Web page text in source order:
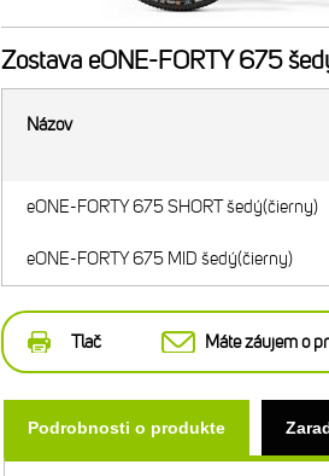
Zostava eONE-FORTY 675
Názov
eONE-FORTY 675 SHORT šedý(čierny)
eONE-FORTY 675 MID šedý(čierny)
Tlač Máte záujem o
Podrobnosti o produkte